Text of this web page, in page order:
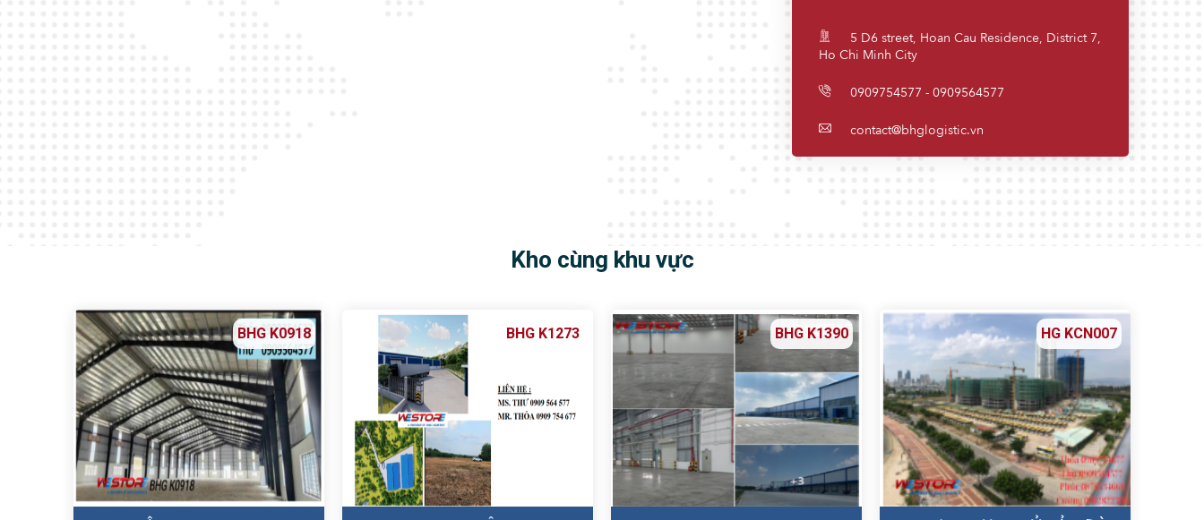
5 D6 street, Hoan Cau Residence, District 7,
Ho Chi Minh City
0909754577 - 0909564577
contact@bhglogistic.vn
Kho cùng khu vực
BHG K0918 BHG K1273 BHG K1390 HG KCN007